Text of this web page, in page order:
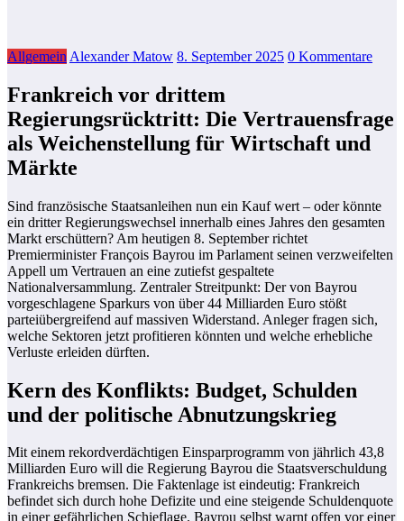
Allgemein Alexander Matow 8. September 2025 0 Kommentare
Frankreich vor drittem
Regierungsrücktritt: Die Vertrauensfrage
als Weichenstellung für Wirtschaft und
Märkte
Sind französische Staatsanleihen nun ein Kauf wert – oder könnte
ein dritter Regierungswechsel innerhalb eines Jahres den gesamten
Markt erschüttern? Am heutigen 8. September richtet
Premierminister François Bayrou im Parlament seinen verzweifelten
Appell um Vertrauen an eine zutiefst gespaltete
Nationalversammlung. Zentraler Streitpunkt: Der von Bayrou
vorgeschlagene Sparkurs von über 44 Milliarden Euro stößt
parteiübergreifend auf massiven Widerstand. Anleger fragen sich,
welche Sektoren jetzt profitieren könnten und welche erhebliche
Verluste erleiden dürften.
Kern des Konflikts: Budget, Schulden
und der politische Abnutzungskrieg
Mit einem rekordverdächtigen Einsparprogramm von jährlich 43,8
Milliarden Euro will die Regierung Bayrou die Staatsverschuldung
Frankreichs bremsen. Die Faktenlage ist eindeutig: Frankreich
befindet sich durch hohe Defizite und eine steigende Schuldenquote
in einer gefährlichen Schieflage. Bayrou selbst warnt offen vor einer